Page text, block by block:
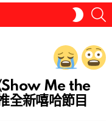
SKIN
Show Me the
全新嘻哈節目